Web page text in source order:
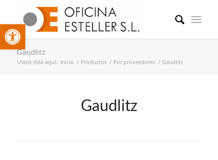
Gaudlitz
Usted está aquí: Inicio / Productos / Por proveedores / Gaudlitz
Gaudlitz
Abrir barra de herramientas